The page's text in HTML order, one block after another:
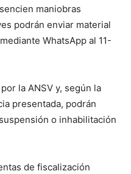
maniobras
podrán enviar material
WhatsApp al 11-
la ANSV y, según la
presentada, podrán
o inhabilitación
de fiscalización